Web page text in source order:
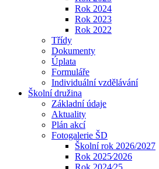
Rok 2024
Rok 2023
Rok 2022
Třídy
Dokumenty
Úplata
Formuláře
Individuální vzdělávání
Školní družina
Základní údaje
Aktuality
Plán akcí
Fotogalerie ŠD
Školní rok 2026/2027
Rok 2025⁄2026
Rok 2024⁄25